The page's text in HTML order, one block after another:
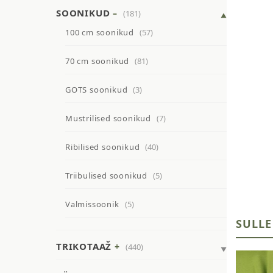
SOONIKUD
(181)
100 cm soonikud
(57)
70 cm soonikud (81)
GOTS soonikud (3)
Mustrilised soonikud (7)
Ribilised soonikud (40)
Triibulised soonikud (5)
Valmissoonik (5)
TRIKOTAAŽ (440)